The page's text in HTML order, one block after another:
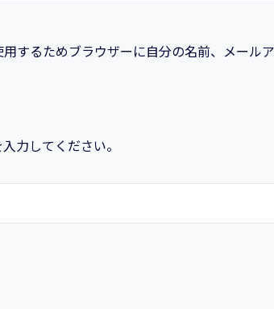
するためブラウザーに自分の名前、メール
力してください。